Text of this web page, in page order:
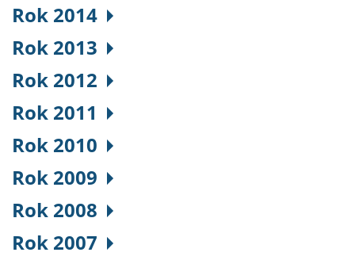
Rok 2014
Rok 2013
Rok 2012
Rok 2011
Rok 2010
Rok 2009
Rok 2008
Rok 2007